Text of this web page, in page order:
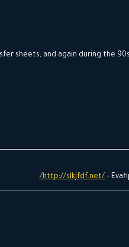
sheets, and again during the
http://slkjfdf.net/ –